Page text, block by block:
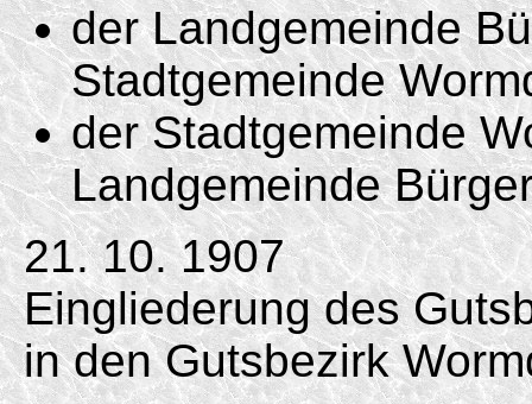
der Landgemeinde
Stadtgemeinde
der Stadtgemeinde
Landgemeinde
21. 10. 1907
Eingliederung des
in den Gutsbezirk